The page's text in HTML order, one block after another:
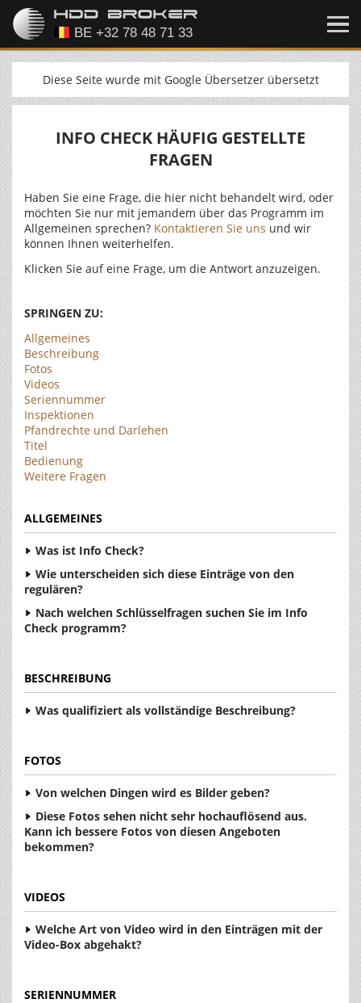
Diese Seite wurde mit Google Übersetzer übersetzt
INFO CHECK HÄUFIG GESTELLTE
FRAGEN
Haben Sie eine Frage, die hier nicht behandelt wird, oder
möchten Sie nur mit jemandem über das Programm im
Allgemeinen sprechen? Kontaktieren Sie uns und wir
können Ihnen weiterhelfen.
Klicken Sie auf eine Frage, um die Antwort anzuzeigen.
SPRINGEN ZU:
Allgemeines
Beschreibung
Fotos
Videos
Seriennummer
Inspektionen
Pfandrechte und Darlehen
Titel
Bedienung
Weitere Fragen
ALLGEMEINES
Was ist Info Check?
Wie unterscheiden sich diese Einträge von den
regulären?
Nach welchen Schlüsselfragen suchen Sie im Info
Check programm?
BESCHREIBUNG
Was qualifiziert als vollständige Beschreibung?
FOTOS
Von welchen Dingen wird es Bilder geben?
Diese Fotos sehen nicht sehr hochauflösend aus.
Kann ich bessere Fotos von diesen Angeboten
bekommen?
VIDEOS
Welche Art von Video wird in den Einträgen mit der
Video-Box abgehakt?
SERIENNUMMER